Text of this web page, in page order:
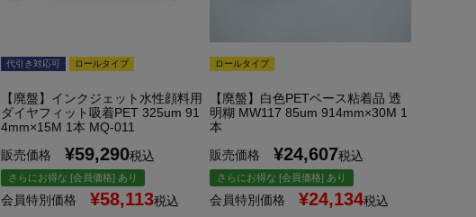
代引き対応可 ロールタイプ
【廃盤】インクジェット水性顔料用
ダイヤフィット吸着PET 325um 91
4mm×15M 1本 MQ-011
販売価格
¥59,290税込
さらにお得な [会員価格] あり
会員特別価格 ¥58,113税込
ロールタイプ
【廃盤】白色PETベース粘着品 透
明糊 MW117 85um 914mm×30M 1
本
販売価格
¥24,607税込
さらにお得な [会員価格] あり
会員特別価格 ¥24,134税込